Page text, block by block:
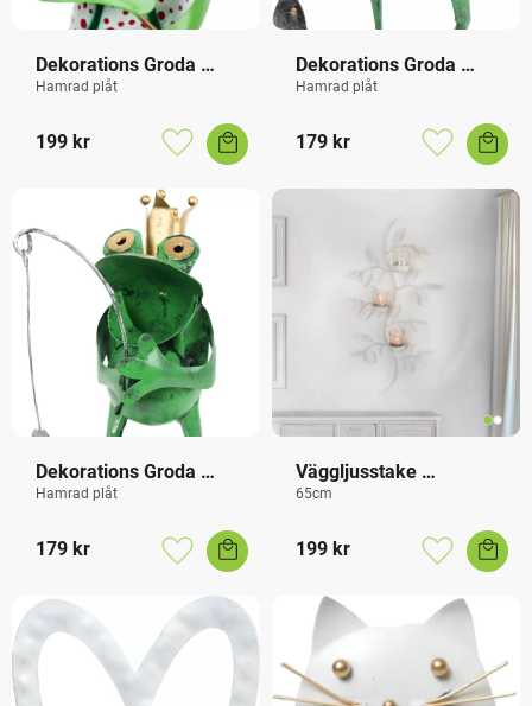
Dekorations Groda
Trädgård
Hamrad plåt
199 kr
Lägg till i favoriter
Dekorations Groda
Fiskar
Hamrad plåt
179 kr
Lägg till i
Dekorations Groda
King
Hamrad plåt
179 kr
Lägg till i favoriter
Väggljusstake
Värmeljus Vit
65cm
199 kr
Lägg till i